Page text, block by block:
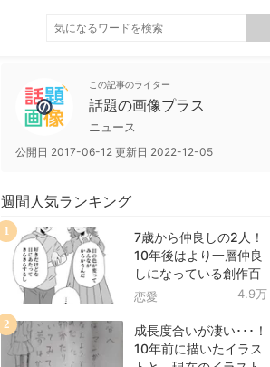
この記事のライター
話題の画像プラス
ニュース
公開日 2017-06-12 更新日 2022-12-05
週間人気ランキング
7歳から仲良しの2人！
10年後はより一層仲良
しになっている創作百
合！
恋愛 4.9万
1
成長度合いが凄い･･･！
10年前に描いたイラス
2